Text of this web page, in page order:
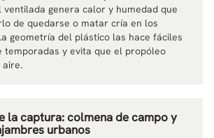
ventilada genera calor y humedad que
de quedarse o matar cría en los
geometría del plástico las hace fáciles
temporadas y evita que el propóleo
aire.
la captura: colmena de campo y
urbanos